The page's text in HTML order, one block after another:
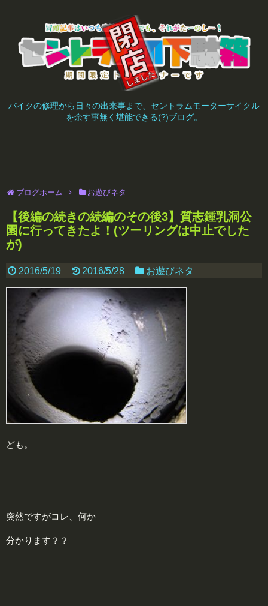
バイクの修理から日々の出来事まで、セントラムモーターサイクル
を余す事無く堪能できる(?)ブログ。
ブログホーム お遊びネタ
【後編の続きの続編のその後3】質志鍾乳洞公
園に行ってきたよ！(ツーリングは中止でした
が)
2016/5/19 2016/5/28 お遊びネタ
ども。
突然ですがコレ、何か
分かります？？